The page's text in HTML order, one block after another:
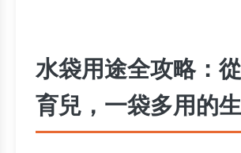
水袋用途全攻略：
育兒，一袋多用的